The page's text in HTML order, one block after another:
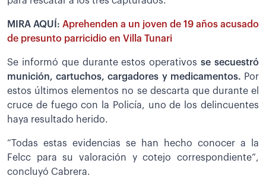
MIRA AQUÍ: Aprehenden a un joven de 19 años acusado
de presunto parricidio en Villa Tunari
Se informó que durante estos operativosse secuestró
munición, cartuchos, cargadores y medicamentos. Por
estos últimos elementos no se descarta que durante el
cruce de fuego con la Policía, uno de los delincuentes
haya resultado herido.
“Todas estas evidencias se han hecho conocer a la
Felcc para su valoración y cotejo correspondiente”,
concluyó Cabrera.